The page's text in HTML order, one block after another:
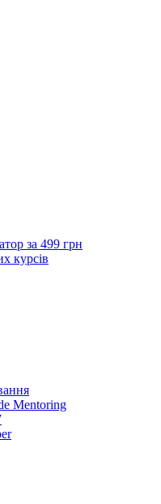
за 499 грн
курсів
Mentoring